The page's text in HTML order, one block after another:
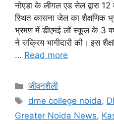
नोएडा के लीगल एड सेल द्वारा
स्थित कासना जेल का शैक्षणिक
भ्रमण में डीएमई लॉ स्कूल के 3
ने सक्रिय भागीदारी की। इस
… Read more
जीवनशैली
dme college noida,
Greater Noida News,